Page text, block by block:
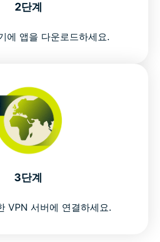
VPN in 3 steps
2단계
에 앱을 다운로드하세요.
3단계
VPN 서버에 연결하세요.